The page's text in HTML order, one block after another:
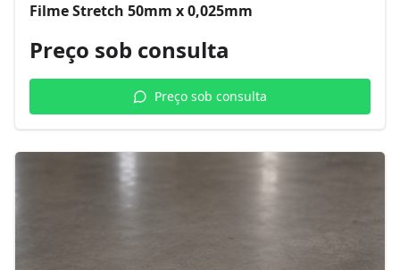
Filme Stretch 50mm x 0,025mm
Preço sob consulta
Preço sob consulta